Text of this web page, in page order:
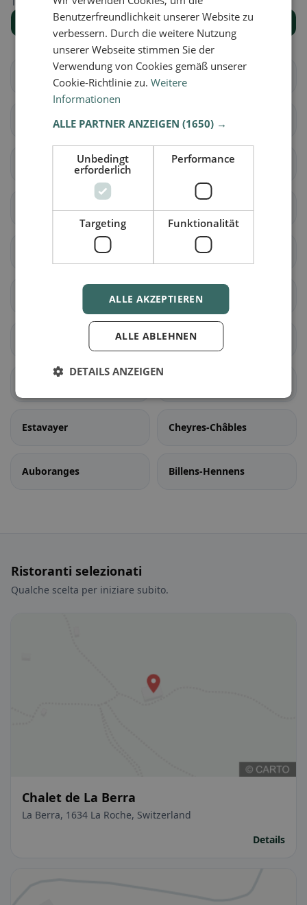
Mostra tutti i luoghi
Châtillon (FR) Cugy (FR)
Fétigny Gletterens
Ménières
Montagny (FR) Nuvilly
Saint-Aubin (FR)
Surpierre
Les Montets
Estavayer Cheyres-Châbles
Auboranges Billens-Hennens
Ristoranti selezionati
Qualche scelta per iniziare subito.
Chalet de La Berra
La Berra, 1634 La Roche, Switzerland
Details
Benutzerfreundlichkeit unserer Website zu
verbessern. Durch die weitere Nutzung
unserer Webseite stimmen Sie der
Verwendung von Cookies gemäß unserer
Cookie-Richtlinie zu.Weitere
Informationen
ALLE PARTNER ANZEIGEN(1650) →
Unbedingt
erforderlich
Performance
Targeting Funktionalität
ALLE AKZEPTIEREN
ALLE ABLEHNEN
DETAILS ANZEIGEN